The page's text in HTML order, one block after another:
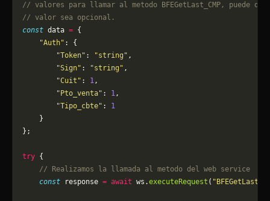
// valores para llamar al metodo BFEGetLast_CMP, puede que
// valor sea opcional.
const data = {
    "Auth"
: {
        "Token"
: "string" ,
        "Sign"
: "string" ,
        "Cuit"
: 1,
        "Pto_venta"
: 1,
        "Tipo_cbte"
: 1
    }
};
try {
    // Realizamos la llamada al metodo del web service
    const
response = await ws.executeRequest (